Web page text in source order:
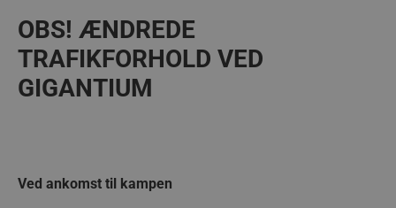
OBS! ÆNDREDE
TRAFIKFORHOLD VED
GIGANTIUM
Ved ankomst til kampen